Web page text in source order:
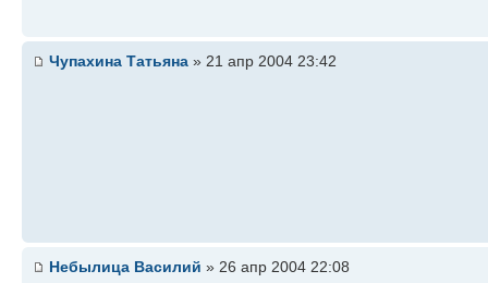
Чупахина Татьяна » 21 апр 2004 23:42
Небылица Василий » 26 апр 2004 22:08